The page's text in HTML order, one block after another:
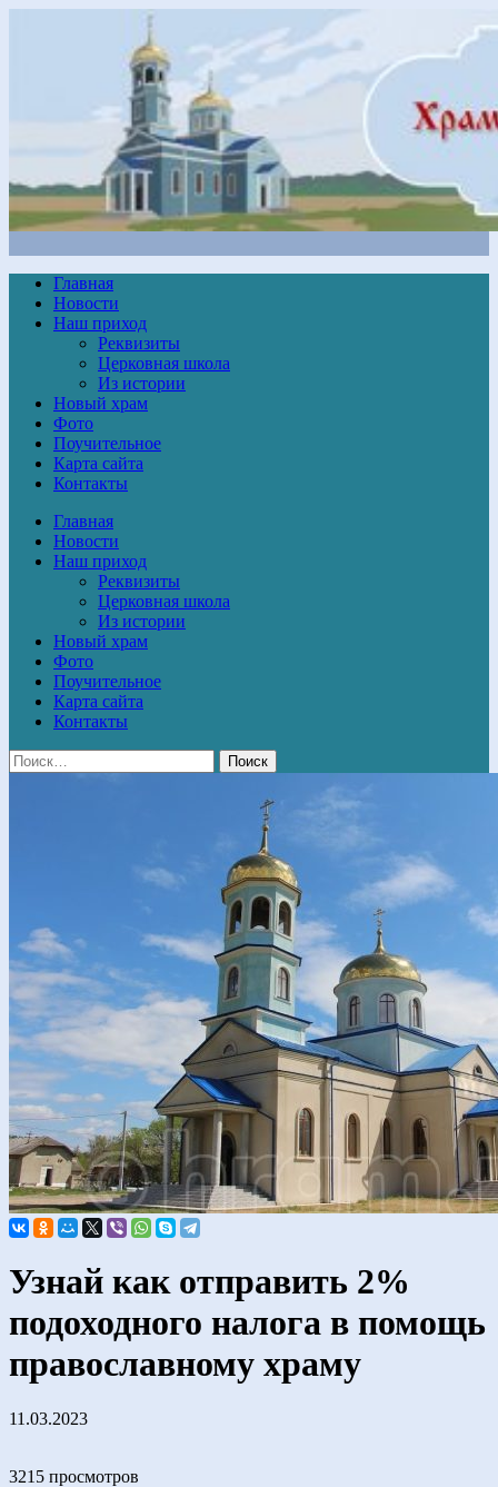
Главная
Новости
Наш приход
Реквизиты
Церковная школа
Из истории
Новый храм
Фото
Поучительное
Карта сайта
Контакты
Главная
Новости
Наш приход
Реквизиты
Церковная школа
Из истории
Новый храм
Фото
Поучительное
Карта сайта
Контакты
Узнай как отправить 2%
подоходного налога в помощь
православному храму
11.03.2023
3215 просмотров